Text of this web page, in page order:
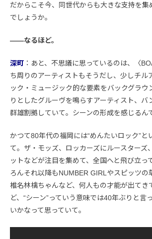
だからこそ今、同世代からも大きな支持を集
でしょうか。
――なるほど。
深町 ：あと、不思議に思っているのは、〈
ち周りのアーティストもそうだし、少しチル
ック・ミュージック的な要素をバックグラウ
りとしたグルーヴを鳴らすアーティスト、バ
群雄割拠していて。シーンの形成を感じるん
かつて80年代の福岡には“めんたいロック”と
て。ザ・モッズ、ロッカーズにルースターズ
ットなどが注目を集めて、全国へと飛び立っ
ろんそれ以降もNUMBER GIRLやスピッツの
椎名林檎ちゃんなど、何人もの才能が出てき
ど、“シーン”っていう意味では40年ぶりと言
いかなって思っていて。